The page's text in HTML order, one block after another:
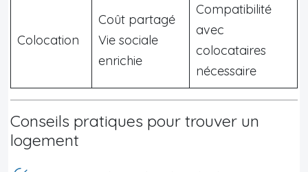
Colocation
Coût partagé
Vie sociale
enrichie
Compatibilité
avec
colocataires
nécessaire
Conseils pratiques pour trouver un
logement